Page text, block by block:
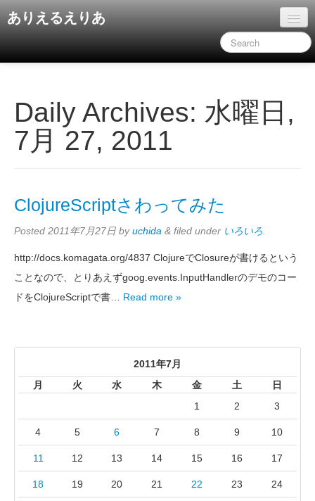
ありえるえりあ
旧コンテンツ
Daily Archives: 水曜日,
7月 27, 2011
ClojureScriptさわってみた
Posted 2011年7月27日 byuchida & filed under いろいろ
http://docs.komagata.org/4837 ClojureでClosureが書けるという
ことなので、とりあえずgoog.events.InputHandlerのデモのコー
ドをClojureScriptで書… Read more »
2011年7月
月
火 水 木 金 土 日
1 2 3
4 5 6 7 8 9 10
11 12 13 14 15 16 17
18 19 20 21 22 23 24